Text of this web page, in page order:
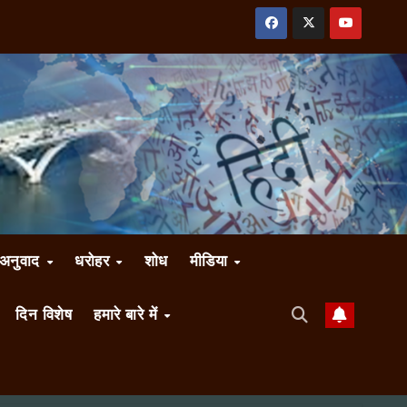
धरोहर शोध मीडिया
दिन विशेष हमारे बारे में